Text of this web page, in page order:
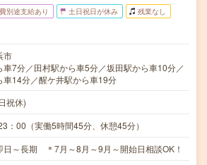
別途支給あり 土日祝日が休み 残業なし
市
車7分／田村駅から車5分／坂田駅から車10分／
車14分／醒ケ井駅から車19分
祝休)
：00（実働5時間45分、休憩45分）
日～長期 ＊7月～8月～9月～開始日相談OK！